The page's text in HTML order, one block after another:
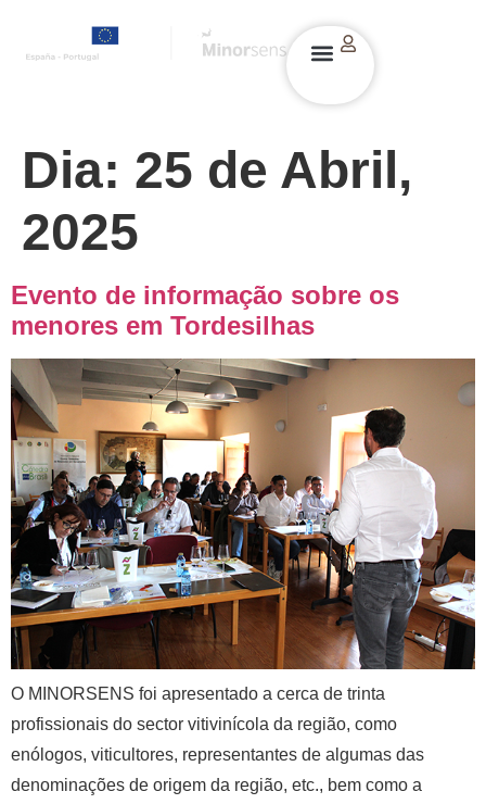
Dia: 25 de Abril,
2025
Evento de informação sobre os
menores em Tordesilhas
O MINORSENS foi apresentado a cerca de trinta
profissionais do sector vitivinícola da região, como
enólogos, viticultores, representantes de algumas das
denominações de origem da região, etc., bem como a